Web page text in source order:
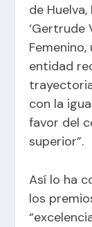
de
‘Gertrude
entidad
con la
favor del
superior”.
Así lo ha
los